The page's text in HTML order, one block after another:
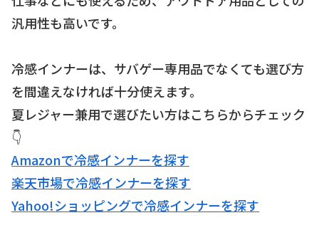
汎用性も高いです。
冷感インナーは、サバゲー専用品でなくても選び方
を間違えなければ十分使えます。
夏レジャー兼用で選びたい方はこちらからチェック
👇
Amazonで冷感インナーを探す
楽天市場で冷感インナーを探す
Yahoo!ショッピングで冷感インナーを探す